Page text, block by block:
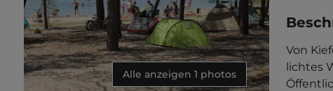
Alle anzeigen 1 photos
Von
lichtes